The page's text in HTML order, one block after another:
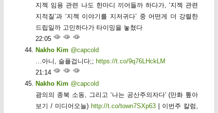
지젝 임용 관련 나도 한마디 끼어들까 하다가, ‘지젝 관련
지적질’과 ‘지젝 이야기를 지저귀다’ 중 어떤게 더 강렬한
드립일까 고민하다가 타이밍을 놓쳤다
22:05
Nakho Kim @capcold
…아니, 슬플겁니다;; https://t.co/9q76LHckLM
21:14
Nakho Kim @capcold
광의의 종북 소동, 그리고 ‘나는 공산주의자다’ (만화 톺아
보기 / 미디어오늘) http://t.co/town7SXp63 | 이번주 칼럼,